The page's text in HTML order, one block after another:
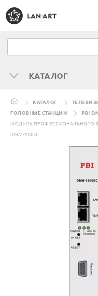
КАТАЛОГ
КАТАЛОГ
ГОЛОВНЫЕ СТАНЦИИ
PBI
МОДУЛЬ ПРОФЕССИОНАЛЬНОГО
DMM-1000